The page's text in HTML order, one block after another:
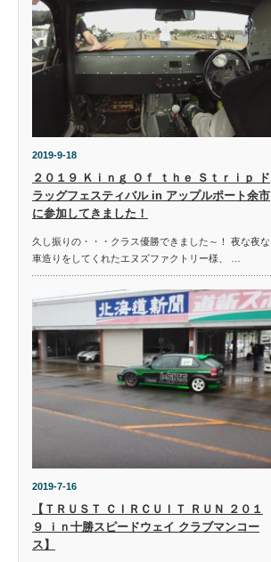
2019-9-18
２０１９ Ｋｉｎｇ Ｏｆ ｔｈｅ Ｓｔｒｉｐ ド
ラッグフェスティバル in アップルポート余市
に参加してきました！
久し振りの・・・クラス優勝できました～！ 夜な夜な
車造りをしてくれたエヌズファクトリー様、 …
2019-7-16
【ＴＲＵＳＴ ＣＩＲＣＵＩＴ ＲＵＮ ２０１
９ ｉｎ十勝スピードウェイ クラブマンコー
ス】